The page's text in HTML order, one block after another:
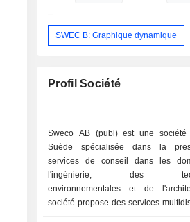
SWEC B: Graphique dynamique
Profil Société
Sweco AB (publ) est une société
Suède spécialisée dans la
services de conseil dans les
l'ingénierie, des
environnementales et de
société propose des services